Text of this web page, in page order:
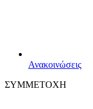
Ανακοινώσεις
ΣΥΜΜΕΤΟΧΗ